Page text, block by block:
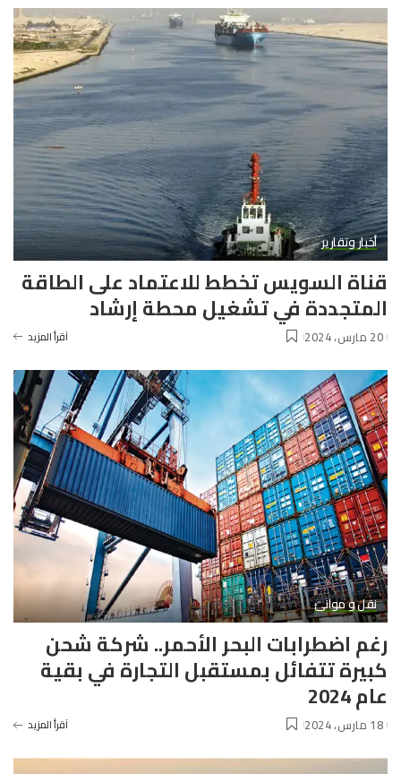
أخبار وتقارير
قناة السويس تخطط للاعتماد على الطاقة
المتجددة في تشغيل محطة إرشاد
20 مارس، 2024 آقرأ المزيد
نقل و موانئ
رغم اضطرابات البحر الأحمر.. شركة شحن
كبيرة تتفائل بمستقبل التجارة في بقية
عام 2024
18 مارس، 2024 آقرأ المزيد